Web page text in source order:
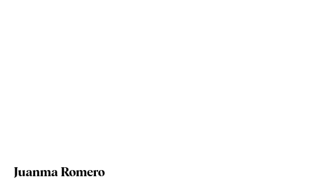
Juanma Romero